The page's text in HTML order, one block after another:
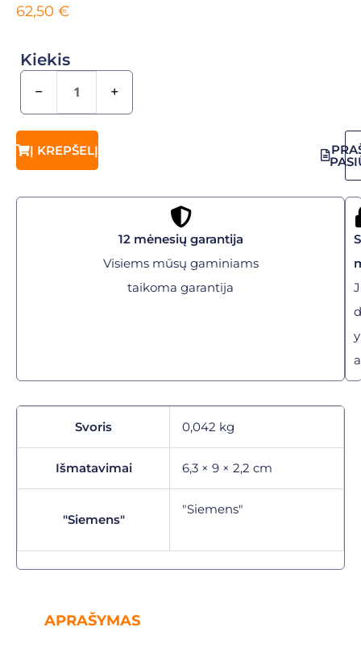
62,50 €
Kiekis
− +
Į KREPŠELĮ
12 mėnesių garantija
Visiems mūsų gaminiams
taikoma garantija
Svoris 0,042 kg
Išmatavimai 6,3 × 9 × 2,2 cm
"Siemens"
"Siemens"
APRAŠYMAS